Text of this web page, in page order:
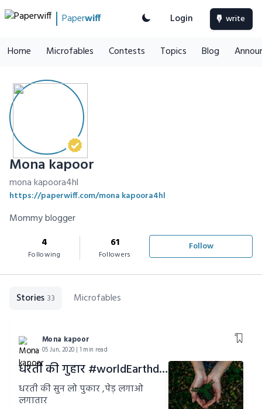
Paperwiff Login write
Home Microfables Contests Topics Blog
Mona kapoor
mona kapoora4hl
https://paperwiff.com/mona kapoora4hl
Mommy blogger
4
Following
61
Followers
Follow
Stories 33 Microfables
Mona kapoor
05 Jun, 2020 | 1 min read
धरती की गुहार #worldEarthday #poetry
धरती की सुन लो पुकार ,पेड़ लगाओ
लगातार